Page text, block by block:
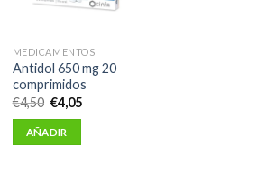
MEDICAMENTOS
Antidol 650 mg 20
comprimidos
€4,50 El
precio
original
era:
€4,05El
AÑADIR